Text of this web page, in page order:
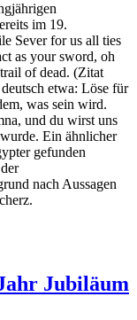
im 19.
Sever for us all ties
as your sword, oh
of dead. (Zitat
etwa: Löse für
was sein wird.
und du wirst uns
Ein ähnlicher
gefunden
nach Aussagen
Jubiläum